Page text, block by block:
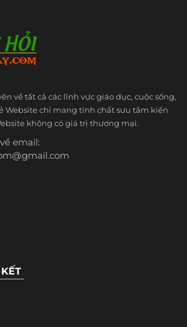
về tất cả các lĩnh vực giáo dục, cuộc sống,
Website chỉ mang tính chất sưu tầm kiến
không có giá trị thương mại.
email: